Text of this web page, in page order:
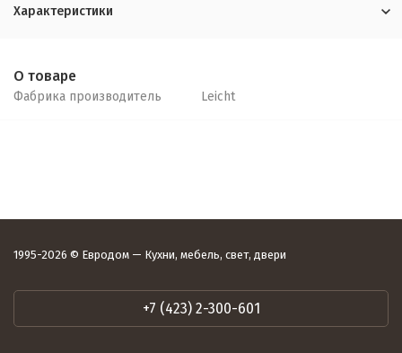
Характеристики
О товаре
Фабрика производитель Leicht
1995-2026 © Евродом — Кухни, мебель, свет, двери
+7 (423) 2-300-601